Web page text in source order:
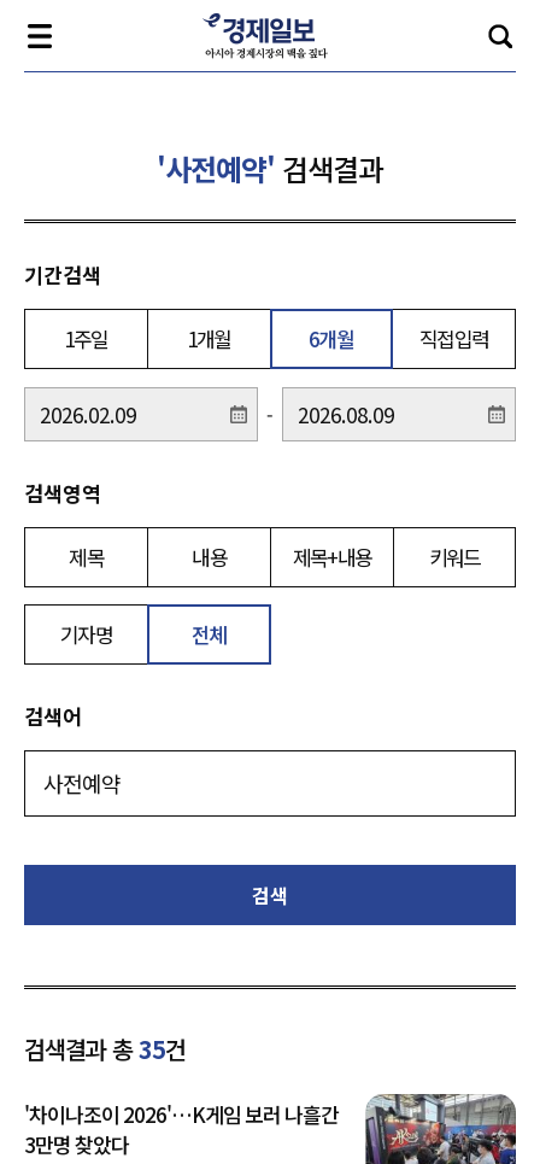
'사전예약' 검색결과
기간검색
1주일 1개월 6개월 직접입력
-
검색영역
제목 내용 제목+내용 키워드
기자명 전체
검색어
검색
검색결과 총35건
'차이나조이 2026'…K게임 보러 나흘간
3만명 찾았다